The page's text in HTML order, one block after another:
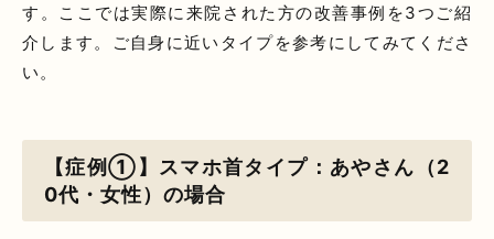
す。ここでは実際に来院された方の改善事例を3つご紹
介します。ご自身に近いタイプを参考にしてみてくださ
い。
【症例①】スマホ首タイプ：あやさん（2
0代・女性）の場合